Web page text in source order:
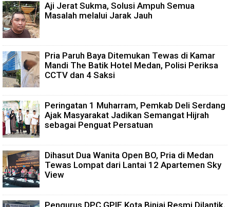
Aji Jerat Sukma, Solusi Ampuh Semua
Masalah melalui Jarak Jauh
Pria Paruh Baya Ditemukan Tewas di Kamar
Mandi The Batik Hotel Medan, Polisi Periksa
CCTV dan 4 Saksi
Peringatan 1 Muharram, Pemkab Deli Serdang
Ajak Masyarakat Jadikan Semangat Hijrah
sebagai Penguat Persatuan
Dihasut Dua Wanita Open BO, Pria di Medan
Tewas Lompat dari Lantai 12 Apartemen Sky
View